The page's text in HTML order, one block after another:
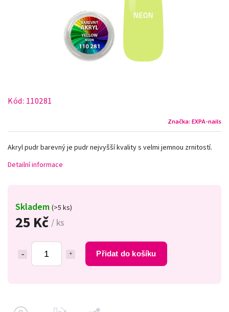
Kód: 110281
Značka: EXPA-nails
25 Kč/ ks
Přidat do košíku
Skladem (>5 ks)
Akryl pudr barevný je pudr nejvyšší kvality s velmi jemnou zrnitostí.
Detailní informace